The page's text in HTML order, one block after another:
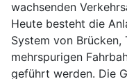
wachsenden
Heute besteht die
System von Brücken,
mehrspurigen
geführt werden. Die